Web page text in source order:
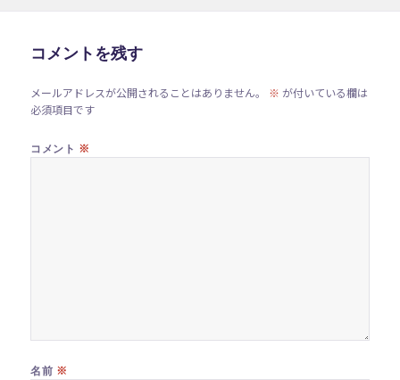
コメントを残す
メールアドレスが公開されることはありません。 ※ が付いている欄は
必須項目です
コメント ※
名前 ※